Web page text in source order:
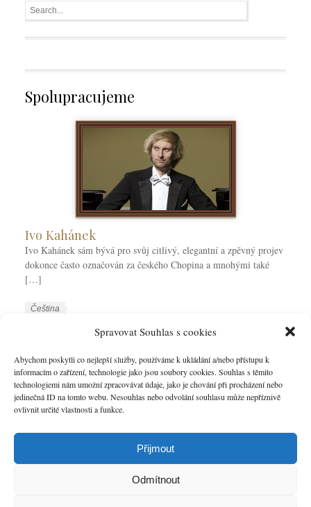
Spravovat Souhlas s cookies
Abychom poskytli co nejlepší služby, používáme k ukládání a/nebo přístupu k
informacím o zařízení, technologie jako jsou soubory cookies. Souhlas s těmito
technologiemi nám umožní zpracovávat údaje, jako je chování při procházení nebo
jedinečná ID na tomto webu. Nesouhlas nebo odvolání souhlasu může nepříznivě
ovlivnit určité vlastnosti a funkce.
Přijmout
Odmítnout
Spolupracujeme
Ivo Kahánek
Ivo Kahánek sám bývá pro svůj citlivý, elegantní a zpěvný projev
dokonce často označován za českého Chopina a mnohými také
[…]
W
C
a
t
e
g
r
k
y
Čeština
r
k
T
a
s
Klavírní virtuoz
VÍCE